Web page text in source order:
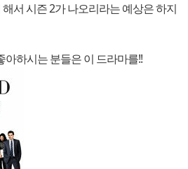
서 시즌 2가 나오리라는 예상은 하지
하시는 분들은 이 드라마를!!